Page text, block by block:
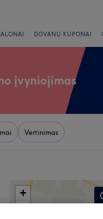
DOVANŲ KUPONAI
įvyniojimas
Vertinimas
+
−